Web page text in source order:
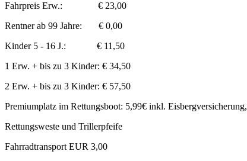
Fahrpreis Erw.: € 23,00
Rentner ab 99 Jahre: € 0,00
Kinder 5 - 16 J.: € 11,50
1 Erw. + bis zu 3 Kinder: € 34,50
2 Erw. + bis zu 3 Kinder: € 57,50
Premiumplatz im Rettungsboot: 5,99€ inkl. Eisbergversicherung,
Rettungsweste und Trillerpfeife
Fahrradtransport EUR 3,00